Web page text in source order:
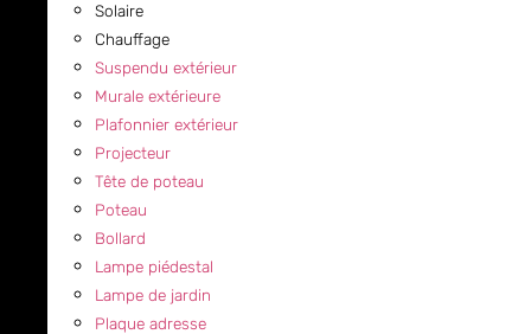
Solaire
Chauffage
Suspendu extérieur
Murale extérieure
Plafonnier extérieur
Projecteur
Tête de poteau
Poteau
Bollard
Lampe piédestal
Lampe de jardin
Plaque adresse